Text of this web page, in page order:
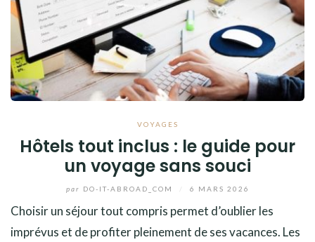
VOYAGES
Hôtels tout inclus : le guide pour
un voyage sans souci
par DO-IT-ABROAD_COM 6 MARS 2026
Choisir un séjour tout compris permet d’oublier les
imprévus et de profiter pleinement de ses vacances. Les